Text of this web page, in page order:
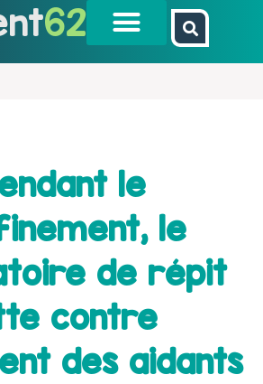
62
le
le
de répit
contre
des aidants